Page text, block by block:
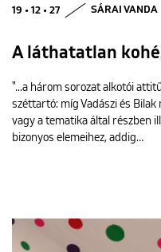
19 • 12 • 27 SÁRAI VANDA
A láthatatlan
"...a három sorozat alkotói
széttartó: míg Vadászi és
vagy a tematika által részben
bizonyos elemeihez, addig…